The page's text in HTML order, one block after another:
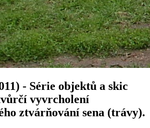
- Série objektů a skic
vyvrcholení
ztvárňování sena (trávy).